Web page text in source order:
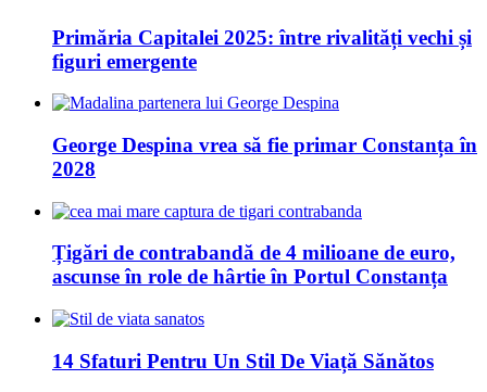
Primăria Capitalei 2025: între rivalități vechi și
figuri emergente
George Despina vrea să fie primar Constanța în
2028
Țigări de contrabandă de 4 milioane de euro,
ascunse în role de hârtie în Portul Constanța
14 Sfaturi Pentru Un Stil De Viață Sănătos